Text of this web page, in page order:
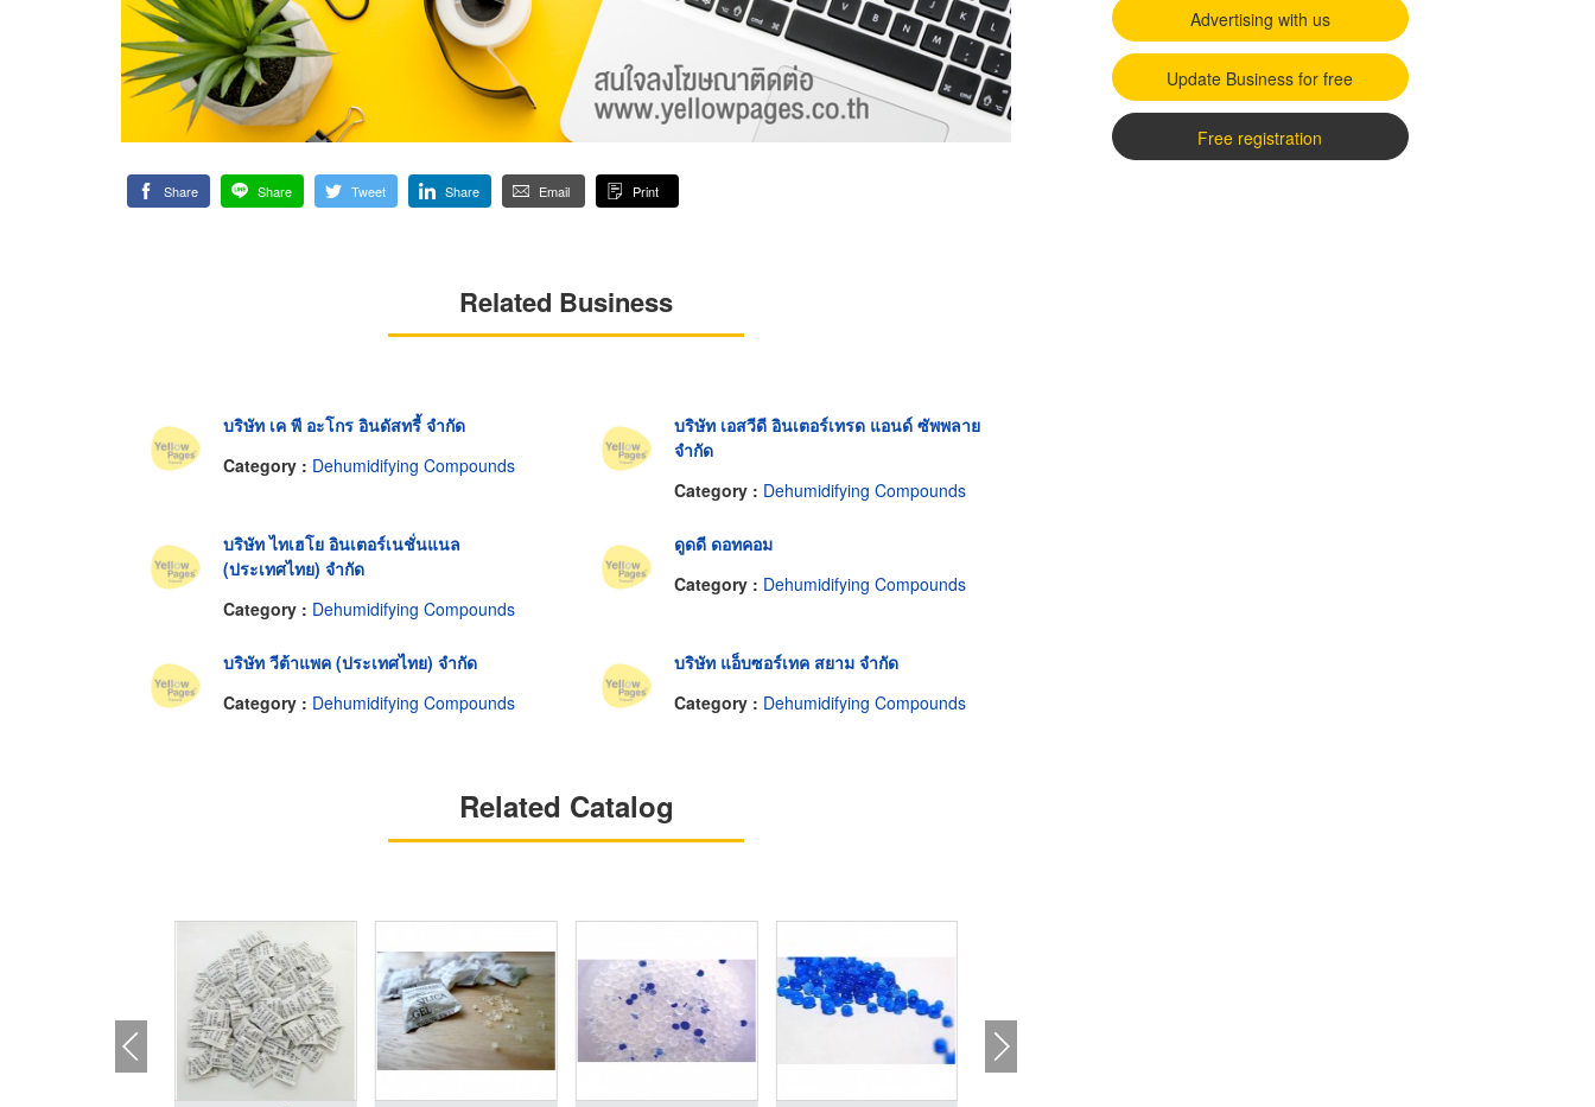
Share Share Tweet Share Email Print
Related Business
บริษัท เค พี อะโกร อินดัสทรี้ จำกัด
Category : Dehumidifying Compounds
บริษัท เอสวีดี อินเตอร์เทรด แอนด์ ซัพพลาย
จำกัด
Category : Dehumidifying Compounds
บริษัท ไทเฮโย อินเตอร์เนชั่นแนล
(ประเทศไทย) จำกัด
Category : Dehumidifying Compounds
ดูดดี ดอทคอม
Category : Dehumidifying Compounds
บริษัท วีต้าแพค (ประเทศไทย) จำกัด
Category : Dehumidifying Compounds
บริษัท แอ็บซอร์เทค สยาม จำกัด
Category : Dehumidifying Compounds
Related Catalog
Advertising with us
Update Business for free
Free registration